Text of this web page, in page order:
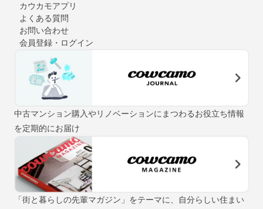
カウカモアプリ
よくある質問
お問い合わせ
会員登録・ログイン
中古マンション購入やリノベーションにまつわるお役立ち情報
を定期的にお届け
「街と暮らしの先輩マガジン」をテーマに、自分らしい住まい